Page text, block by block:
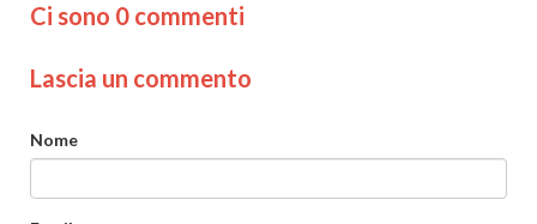
Ci sono 0 commenti
Lascia un commento
Nome